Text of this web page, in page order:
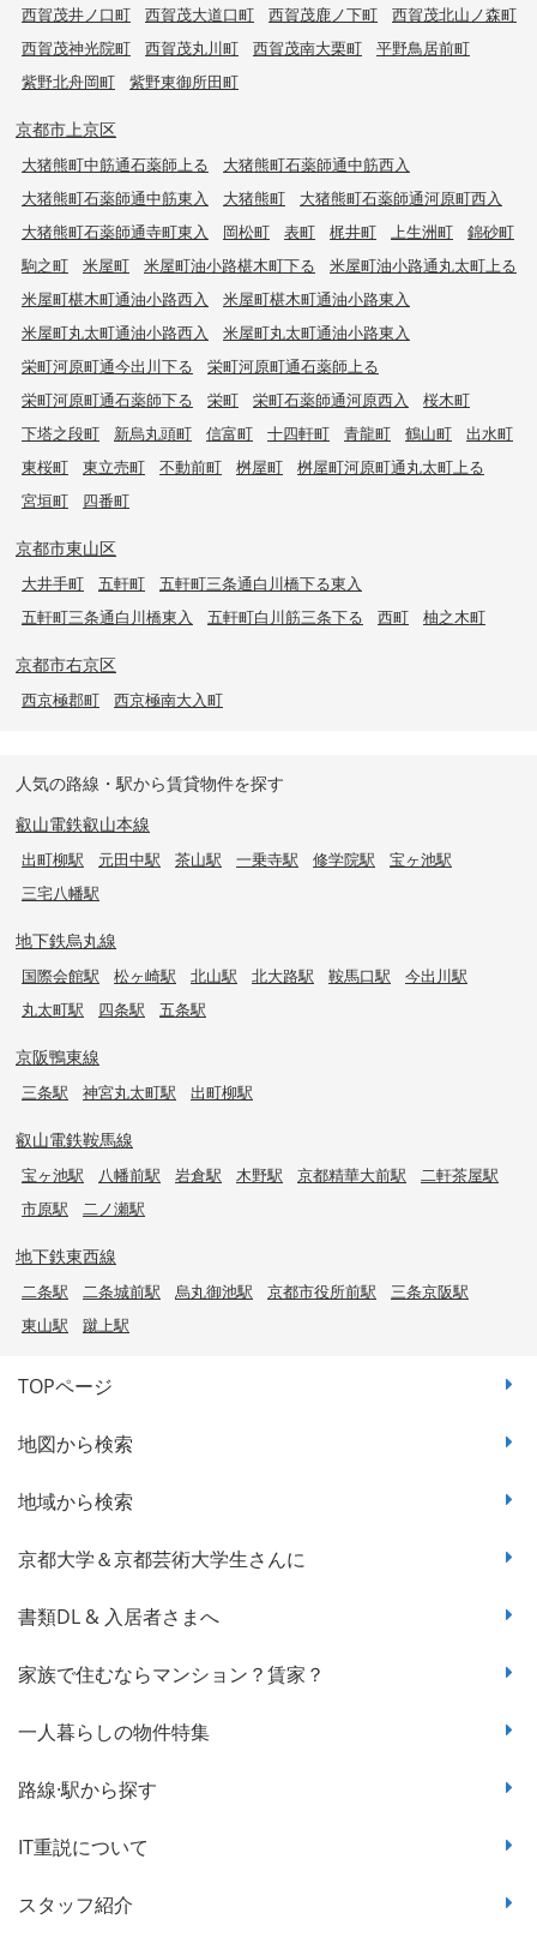
西賀茂井ノ口町
西賀茂大道口町 西賀茂鹿ノ下町
西賀茂北山ノ森町
西賀茂神光院町
西賀茂丸川町 西賀茂南大栗町
平野鳥居前町
紫野北舟岡町
紫野東御所田町
京都市上京区
大猪熊町中筋通石薬師上る
大猪熊町石薬師通中筋西入
大猪熊町石薬師通中筋東入
大猪熊町
大猪熊町石薬師通河原町西入
大猪熊町石薬師通寺町東入
岡松町 表町 梶井町 上生洲町
錦砂町
駒之町
米屋町 米屋町油小路椹木町下る
米屋町油小路通丸太町上る
米屋町椹木町通油小路西入
米屋町椹木町通油小路東入
米屋町丸太町通油小路西入
米屋町丸太町通油小路東入
栄町河原町通今出川下る
栄町河原町通石薬師上る
栄町河原町通石薬師下る
栄町 栄町石薬師通河原西入
桜木町
下塔之段町
新烏丸頭町 信富町 十四軒町 青龍町 鶴山町
出水町
東桜町
東立売町 不動前町 桝屋町
桝屋町河原町通丸太町上る
宮垣町
四番町
京都市東山区
大井手町 五軒町
五軒町三条通白川橋下る東入
五軒町三条通白川橋東入
五軒町白川筋三条下る 西町 柚之木町
京都市右京区
西京極郡町 西京極南大入町
人気の路線・駅から賃貸物件を探す
叡山電鉄叡山本線
出町柳駅 元田中駅 茶山駅 一乗寺駅 修学院駅
宝ヶ池駅
三宅八幡駅
地下鉄烏丸線
国際会館駅 松ヶ崎駅 北山駅 北大路駅 鞍馬口駅
今出川駅
丸太町駅
四条駅 五条駅
京阪鴨東線
三条駅 神宮丸太町駅 出町柳駅
叡山電鉄鞍馬線
宝ヶ池駅 八幡前駅 岩倉駅 木野駅 京都精華大前駅
二軒茶屋駅
市原駅
二ノ瀬駅
地下鉄東西線
二条駅 二条城前駅 烏丸御池駅 京都市役所前駅
三条京阪駅
東山駅
蹴上駅
TOPページ
地図から検索
地域から検索
京都大学＆京都芸術大学生さんに
書類DL & 入居者さまへ
家族で住むならマンション？賃家？
一人暮らしの物件特集
路線·駅から探す
IT重説について
スタッフ紹介